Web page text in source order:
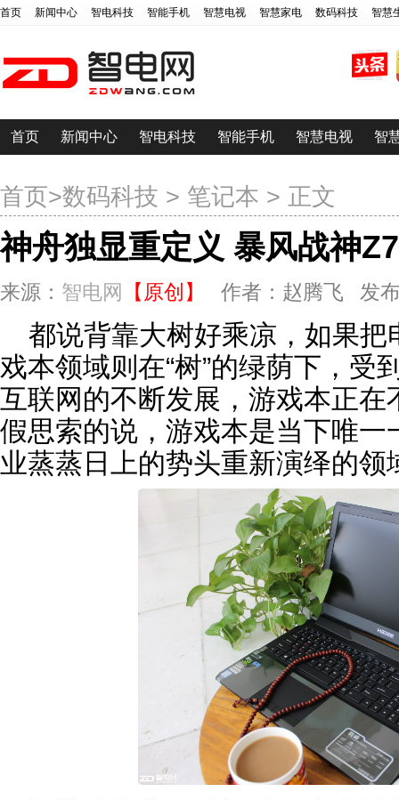
首页 新闻中心 智电科技 智能手机 智慧电视 智慧家电 数码科技 智慧
首页 新闻中心 智电科技 智能手机 智慧电视 智
首页>数码科技 > 笔记本 > 正文
神舟独显重定义 暴风战神
来源： 智电网 【原创】 作者：赵腾飞 发
都说背靠大树好乘凉，如果
戏本领域则在“树”的绿荫下，受
互联网的不断发展，游戏本正
假思索的说，游戏本是当下唯
业蒸蒸日上的势头重新演绎的领